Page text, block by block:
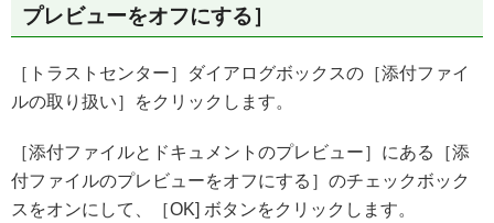
プレビューをオフにする］
［トラストセンター］ダイアログボックスの［添付ファイ
ルの取り扱い］をクリックします。
［添付ファイルとドキュメントのプレビュー］にある［添
付ファイルのプレビューをオフにする］のチェックボック
スをオンにして、［OK] ボタンをクリックします。